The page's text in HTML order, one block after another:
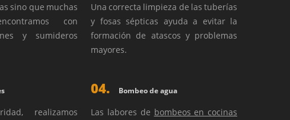
sino que muchas
con
y sumideros
Una correcta limpieza de las tuberías
y fosas sépticas ayuda a evitar la
formación de atascos y problemas
mayores.
realizamos
04. Bombeo de agua
Las labores de bombeos en cocinas